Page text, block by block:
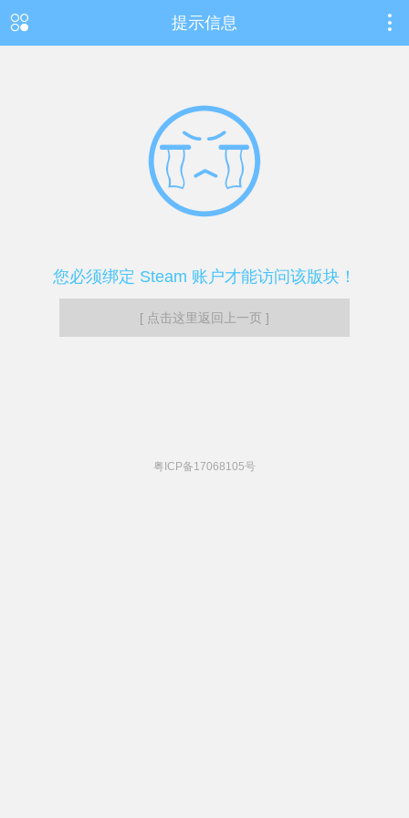
提示信息
您必须绑定 Steam 账户才能访问该版块！
[ 点击这里返回上一页 ]
粤ICP备17068105号